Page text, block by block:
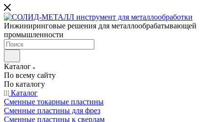
Инжиниринговые решения для металлообрабатывающей
промышленности
Каталог
По всему сайту
По каталогу
Каталог
Сменные токарные пластины
Сменные пластины для фрез
Сменные пластины к сверлам